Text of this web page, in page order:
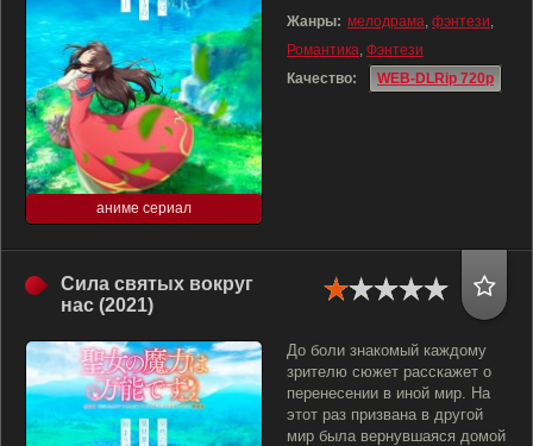
аниме сериал
Жанры: мелодрама, фэнтези,
Романтика, Фэнтези
Качество:
WEB-DLRip 720p
Сила святых вокруг
нас (2021)
До боли знакомый каждому
зрителю сюжет расскажет о
перенесении в иной мир. На
этот раз призвана в другой
мир была вернувшаяся домой